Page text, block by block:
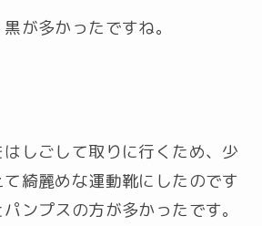
が多かったですね。
しごして取りに行くため、少
綺麗めな運動靴にしたのです
ンプスの方が多かったです。